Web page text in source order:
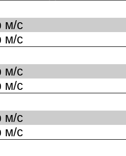
м/с
м/с
м/с
м/с
м/с
м/с